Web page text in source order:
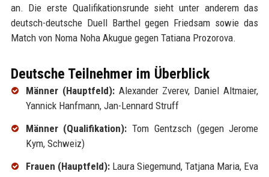
an. Die erste Qualifikationsrunde sieht unter anderem das
deutsch-deutsche Duell Barthel gegen Friedsam sowie das
Match von Noma Noha Akugue gegen Tatiana Prozorova.
Deutsche Teilnehmer im Überblick
Männer (Hauptfeld):Alexander Zverev, Daniel Altmaier,
Yannick Hanfmann, Jan-Lennard Struff
Männer (Qualifikation): Tom Gentzsch (gegen Jerome
Kym, Schweiz)
Frauen (Hauptfeld):Laura Siegemund, Tatjana Maria, Eva